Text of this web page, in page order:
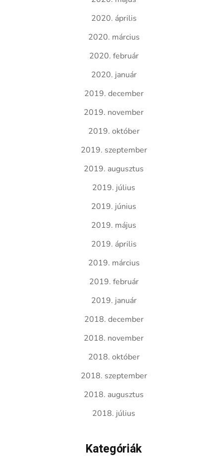
2020. április
2020. március
2020. február
2020. január
2019. december
2019. november
2019. október
2019. szeptember
2019. augusztus
2019. július
2019. június
2019. május
2019. április
2019. március
2019. február
2019. január
2018. december
2018. november
2018. október
2018. szeptember
2018. augusztus
2018. július
Kategóriák